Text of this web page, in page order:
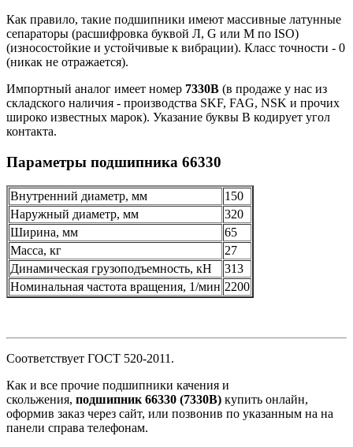
Как правило, такие подшипники имеют массивные латунные
сепараторы (расшифровка буквой Л, G или M по ISO)
(износостойкие и устойчивые к вибрации). Класс точности - 0
(никак не отражается).
Импортный аналог имеет номер 7330B (в продаже у нас из
складского наличия - производства SKF, FAG, NSK и прочих
широко известных марок). Указание буквы B кодирует угол
контакта.
Параметры подшипника 66330
Внутренний диаметр, мм
150
Наружный диаметр, мм
320
Ширина, мм
65
Масса, кг
27
Динамическая грузоподъемность, кН
313
Номинальная частота вращения, 1/мин 2200
Соответствует ГОСТ 520-2011.
Как и все прочие подшипники качения и
скольжения, подшипник 66330 (7330B) купить онлайн,
оформив заказ через сайт, или позвонив по указанным на на
панели справа телефонам.